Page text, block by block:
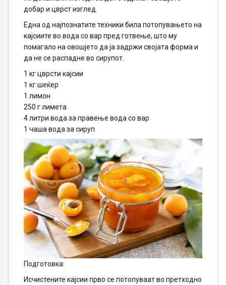
добар и цврст изглед.
Една од најпознатите техники била потопувањето на
кајсиите во вода со вар пред готвење, што му
помагало на овошјето да ја задржи својата форма и
да не се распадне во сирупот.
1 кг цврсти кајсии
1 кг шеќер
1 лимон
250 г лимета
4 литри вода за правење вода со вар
1 чаша вода за сируп
Подготовка:
Исчистените кајсии прво се потопуваат во претходно